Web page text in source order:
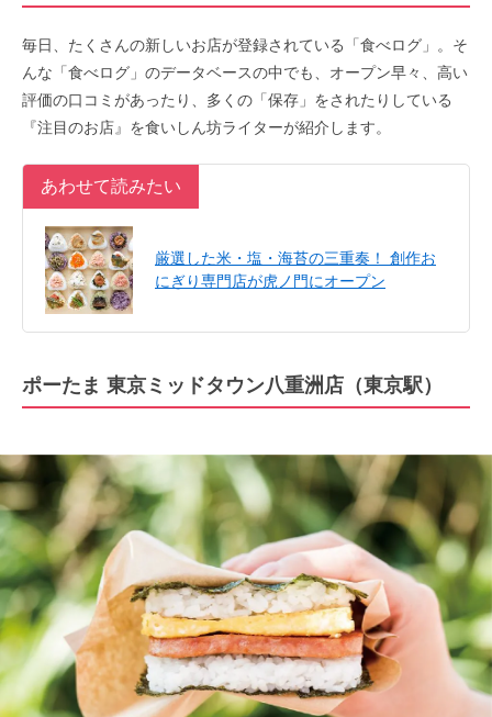
毎日、たくさんの新しいお店が登録されている「食べログ」。そ
んな「食べログ」のデータベースの中でも、オープン早々、高い
評価の口コミがあったり、多くの「保存」をされたりしている
『注目のお店』を食いしん坊ライターが紹介します。
あわせて読みたい
厳選した米・塩・海苔の三重奏！ 創作お
にぎり専門店が虎ノ門にオープン
ポーたま 東京ミッドタウン八重洲店 （東京駅）